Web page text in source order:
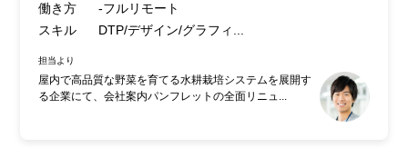
働き方
-フルリモート
スキル
DTP/デザイン/グラフィ...
担当より
屋内で高品質な野菜を育てる水耕栽培システムを展開す
る企業にて、会社案内パンフレットの全面リニュ...